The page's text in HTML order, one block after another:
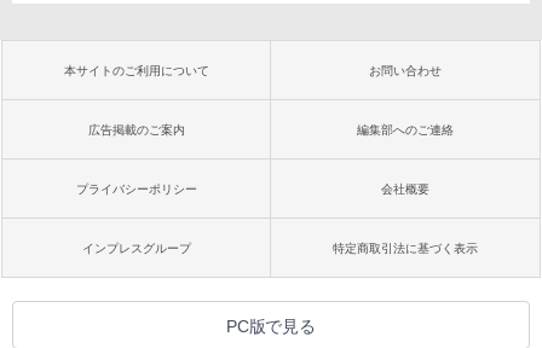
本サイトのご利用について お問い合わせ
広告掲載のご案内 編集部へのご連絡
プライバシーポリシー 会社概要
インプレスグループ 特定商取引法に基づく表示
PC版で見る